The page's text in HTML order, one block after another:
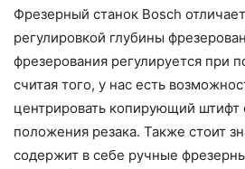
Фрезерный станок Bosch
регулировкой глубины
фрезерования регулируется при
считая того, у нас есть
центрировать копирующий штифт
положения резака. Также стоит
содержит в себе ручные